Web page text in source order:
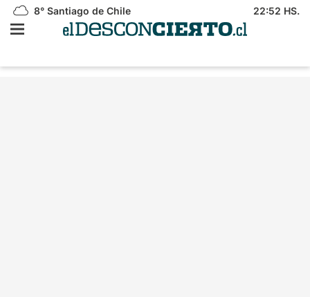
8° Santiago de Chile 22:52 HS.